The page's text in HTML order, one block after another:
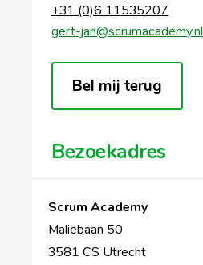
+31 (0)6 11535207
gert-jan@scrumacademy.nl
Bel mij terug
Bezoekadres
Scrum Academy
Maliebaan 50
3581 CS Utrecht